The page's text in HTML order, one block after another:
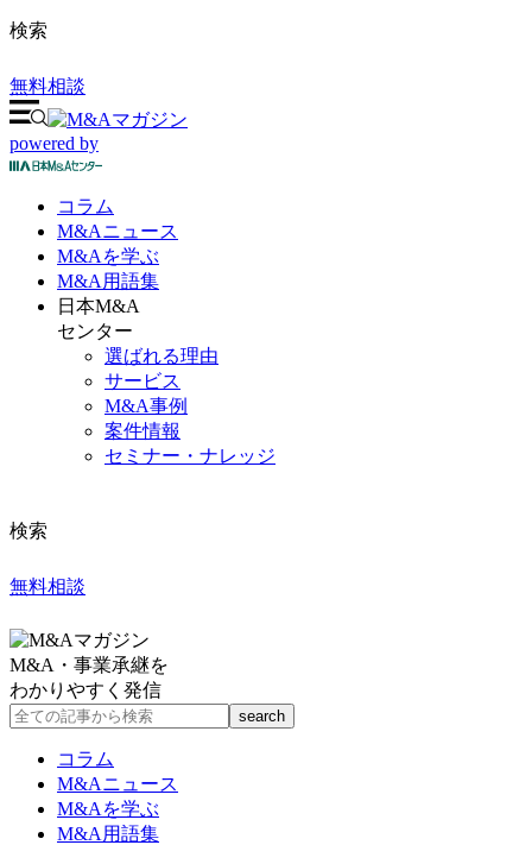
検索
無料相談
powered by
コラム
M&Aニュース
M&Aを学ぶ
M&A 用語集
日本M&A
センター
選ばれる理由
サービス
M&A事例
案件情報
セミナー・ナレッジ
検索
無料相談
M&A・事業承継を
わかりやすく発信
コラム
M&Aニュース
M&Aを学ぶ
M&A用語集